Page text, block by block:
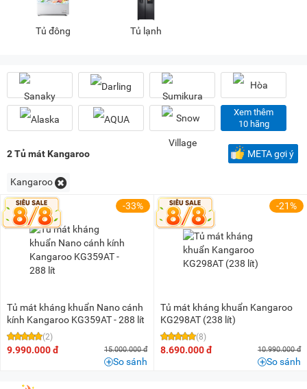
15 triệu - 20 triệu (15)
20 triệu - 25 triệu (16)
25 triệu - 30 triệu
(14)
50 triệu - 100 triệu
Tủ đông Tủ lạnh
Xem thêm
10 hãng
2Tủ mát Kangaroo META gợi ý
Kangaroo
-33%
Tủ mát kháng khuẩn Nano cánh
kính Kangaroo KG359AT - 288 lít
(2)
9.990.000 đ 15.000.000 đ
So sánh
-21%
Tủ mát kháng khuẩn Kangaroo
KG298AT (238 lít)
(8)
8.690.000 đ 10.990.000 đ
So sánh